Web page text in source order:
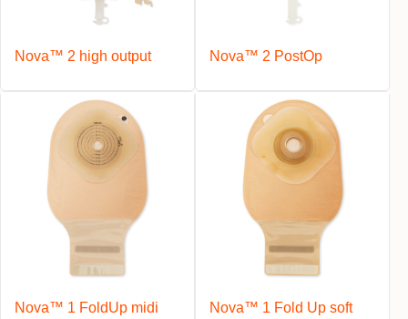
Nova™ 2 high output Nova™ 2 PostOp
Nova™ 1 FoldUp midi
Nova™ 1 Fold Up soft